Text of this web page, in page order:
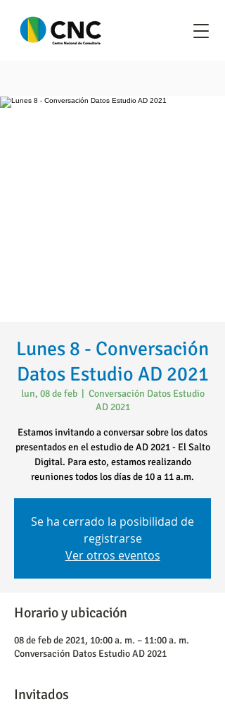
Lunes 8 - Conversación
Datos Estudio AD 2021
lun, 08 de feb
  |
Conversación Datos Estudio
AD 2021
Estamos invitando a conversar sobre los datos
presentados en el estudio de AD 2021 - El Salto
Digital. Para esto, estamos realizando
reuniones todos los días de 10 a 11 a.m.
Se ha cerrado la posibilidad de
registrarse
Ver otros eventos
Horario y ubicación
08 de feb de 2021, 10:00 a. m. – 11:00 a. m.
Conversación Datos Estudio AD 2021
Invitados